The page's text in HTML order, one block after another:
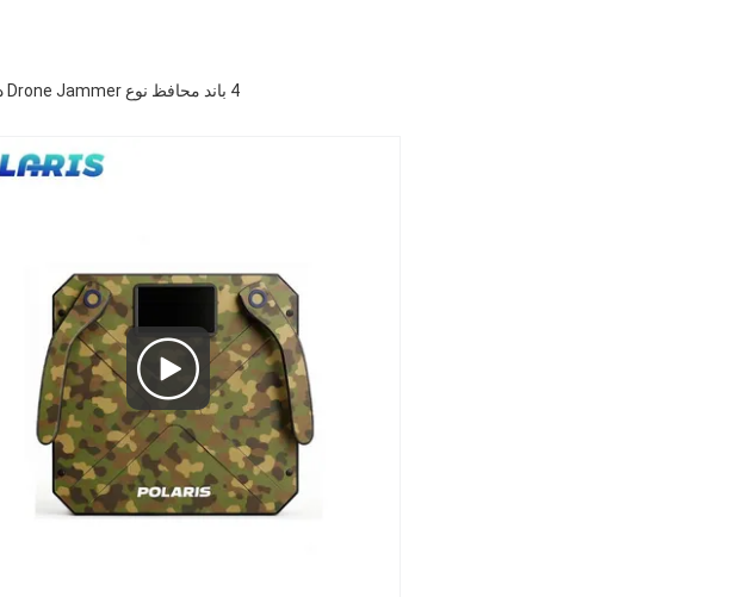
4 باند محافظ نوع Drone Jammer دستگیر طراحی کامپکت فرکانس رادیویی RF Jammer